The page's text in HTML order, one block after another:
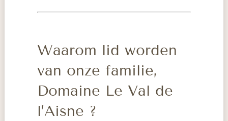
Waarom lid worden
van onze familie,
Domaine Le Val de
l’Aisne ?